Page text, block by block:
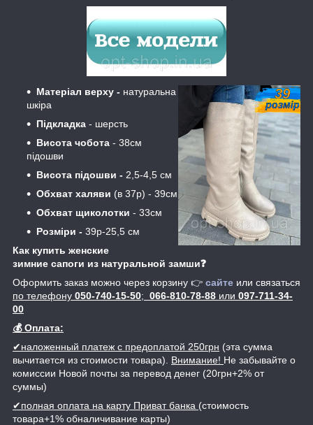
Матеріал верху - натуральна
шкіра
Підкладка - шерсть
Висота чобота - 38см
підошви
Висота підошви - 2,5-4,5 см
Обхват халяви (в 37р) - 39см
Обхват щиколотки - 33см
Розміри - 39р-25,5 см
Как купить женские
зимние сапоги из натуральной замши❓
Оформить заказ можно через корзину 👉 сайте или связаться
по телефону 050-740-15-50; 066-810-78-88 или 097-711-34-
00
💰 Оплата:
✔наложенный платеж с предоплатой 250грн (эта сумма
вычитается из стоимости товара). Внимание! Не забывайте о
комиссии Новой почты за перевод денег (20грн+2% от
суммы)
✔полная оплата на карту Приват банка (стоимость
товара+1% обналичивание карты)